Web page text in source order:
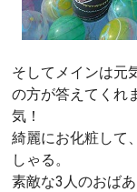
そしてメインは元
の方が答えてくれ
気！
綺麗にお化粧して
しゃる。
素敵な3人のおば